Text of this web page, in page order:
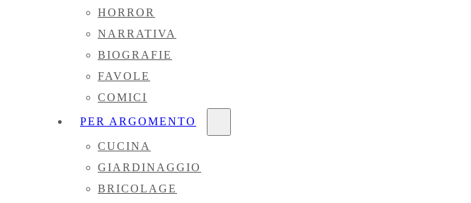
HORROR
NARRATIVA
BIOGRAFIE
FAVOLE
COMICI
PER ARGOMENTO
CUCINA
GIARDINAGGIO
BRICOLAGE